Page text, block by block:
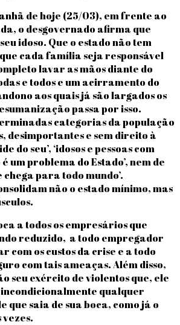
de hoje (25/03), em frente ao
o desgovernado afirma que
idoso. Que o estado não tem
cada família seja responsável
lavar as mãos diante do
e todos e um acirramento do
aos quais já são largados os
passa por isso.
categorias da população
desimportantes e sem direito à
do seu’, ‘idosos e pessoas com
um problema do Estado’, nem de
chega para todo mundo’.
não o estado mínimo, mas
a todos os empresários que
reduzido, a todo empregador
com os custos da crise e a todo
com tais ameaças. Além disso,
seu exército de violentos que, ele
qualquer
saia de sua boca, como já o